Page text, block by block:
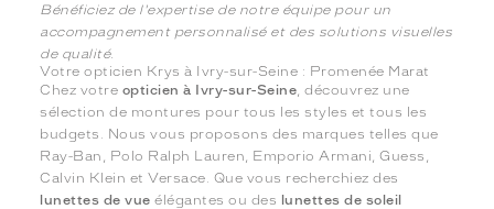
Bénéficiez de l'expertise de notre équipe pour un
accompagnement personnalisé et des solutions visuelles
de qualité.
Votre opticien Krys à Ivry-sur-Seine : Promenée Marat
Chez votre opticien à Ivry-sur-Seine , découvrez une
sélection de montures pour tous les styles et tous les
budgets. Nous vous proposons des marques telles que
Ray-Ban, Polo Ralph Lauren, Emporio Armani, Guess,
Calvin Klein et Versace. Que vous recherchiez des
lunettes de vue élégantes ou des lunettes de soleil